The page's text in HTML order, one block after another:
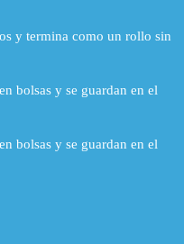
y termina como un rollo sin
bolsas y se guardan en el
bolsas y se guardan en el